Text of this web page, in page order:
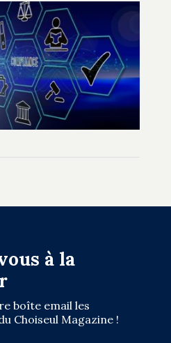
à la
boîte email les
Choiseul Magazine !